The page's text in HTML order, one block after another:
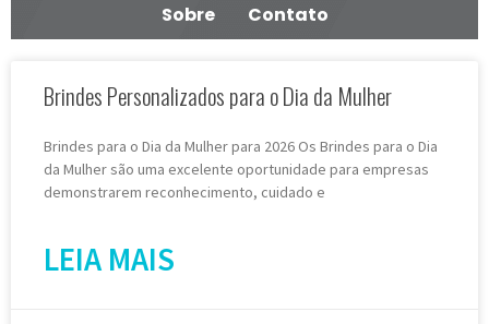
Sobre
Contato
Brindes Personalizados para o Dia da Mulher
Brindes para o Dia da Mulher para 2026 Os Brindes para o Dia
da Mulher são uma excelente oportunidade para empresas
demonstrarem reconhecimento, cuidado e
LEIA MAIS